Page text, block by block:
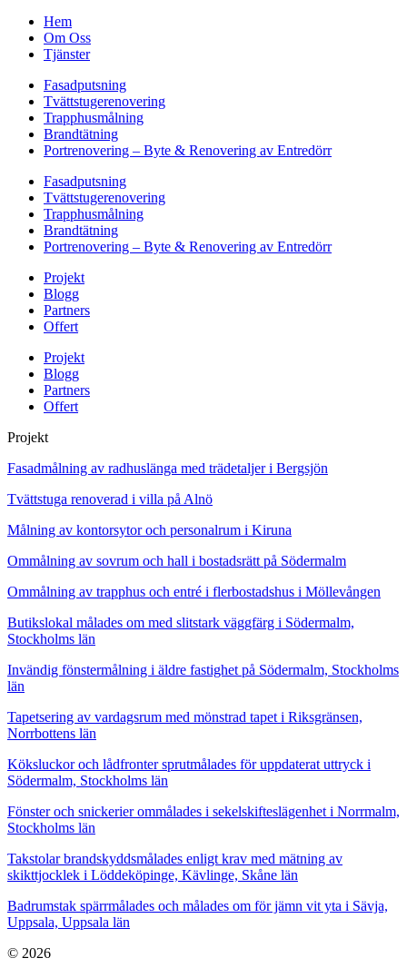
Hem
Om Oss
Tjänster
Fasadputsning
Tvättstugerenovering
Trapphusmålning
Brandtätning
Portrenovering – Byte & Renovering av Entredörr
Fasadputsning
Tvättstugerenovering
Trapphusmålning
Brandtätning
Portrenovering – Byte & Renovering av Entredörr
Projekt
Blogg
Partners
Offert
Projekt
Blogg
Partners
Offert
Projekt
Fasadmålning av radhuslänga med trädetaljer i Bergsjön
Tvättstuga renoverad i villa på Alnö
Målning av kontorsytor och personalrum i Kiruna
Ommålning av sovrum och hall i bostadsrätt på Södermalm
Ommålning av trapphus och entré i flerbostadshus i Möllevången
Butikslokal målades om med slitstark väggfärg i Södermalm,
Stockholms län
Invändig fönstermålning i äldre fastighet på Södermalm, Stockholms
län
Tapetsering av vardagsrum med mönstrad tapet i Riksgränsen,
Norrbottens län
Köksluckor och lådfronter sprutmålades för uppdaterat uttryck i
Södermalm, Stockholms län
Fönster och snickerier ommålades i sekelskifteslägenhet i Norrmalm,
Stockholms län
Takstolar brandskyddsmålades enligt krav med mätning av
skikttjocklek i Löddeköpinge, Kävlinge, Skåne län
Badrumstak spärrmålades och målades om för jämn vit yta i Sävja,
Uppsala, Uppsala län
© 2026